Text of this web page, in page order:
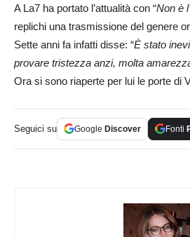
A La7 ha portato l’attualità con “Non è
replichi una trasmissione del genere
Sette anni fa infatti disse: “È stato
provare tristezza anzi, molta
Ora si sono riaperte per lui le porte di
Seguici su Google Discover Fonti